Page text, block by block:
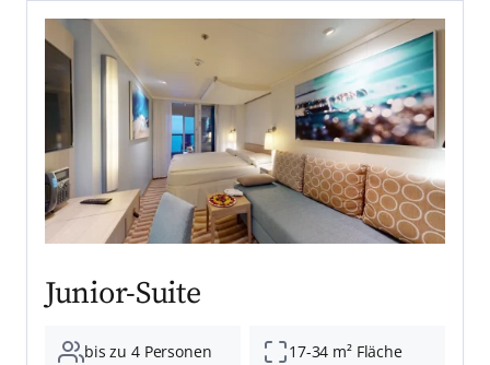
Junior-Suite
bis zu 4 Personen 17-34 m² Fläche